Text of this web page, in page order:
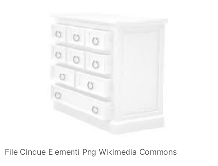
File Cinque Elementi Png Wikimedia Commons